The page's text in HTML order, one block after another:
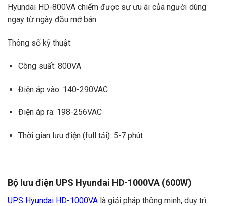
Hyundai HD-800VA chiếm được sự ưu ái của người dùng
ngay từ ngày đầu mở bán.
Thông số kỹ thuật:
Công suất: 800VA
Điện áp vào: 140-290VAC
Điện áp ra: 198-256VAC
Thời gian lưu điện (full tải): 5-7 phút
Bộ lưu điện UPS Hyundai HD-1000VA (600W)
UPS Hyundai HD-1000VA là giải pháp thông minh, duy trì